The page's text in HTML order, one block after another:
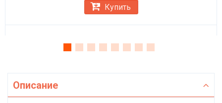
Купить
Описание